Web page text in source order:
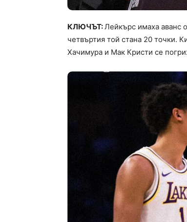
КЛЮЧЪТ:Лейкърс имаха аванс
четвъртия той стана 20 точки.
Хачимура и Мак Кристи се